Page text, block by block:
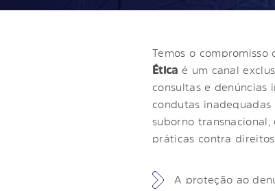
Temos o
Ética é um canal
consultas e denúncias
condutas
suborno
práticas contra
A proteção ao